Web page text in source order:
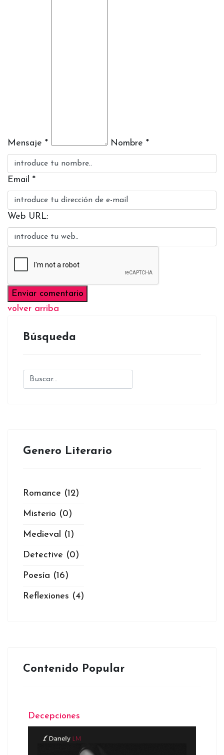
Mensaje * Nombre *
Email *
Web URL:
volver arriba
Búsqueda
Genero Literario
Romance (12)
Misterio (0)
Medieval (1)
Detective (0)
Poesía (16)
Reflexiones (4)
Contenido Popular
Decepciones